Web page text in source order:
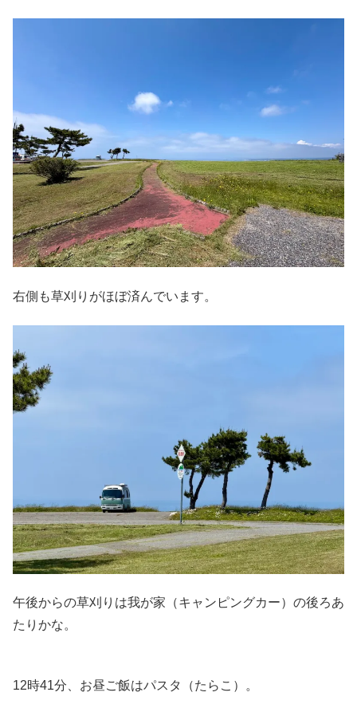
右側も草刈りがほぼ済んでいます。
午後からの草刈りは我が家（キャンピングカー）の後ろあ
たりかな。
12時41分、お昼ご飯はパスタ（たらこ）。